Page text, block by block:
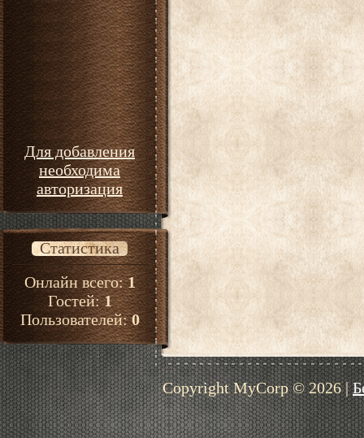
Для добавления
необходима
авторизация
Статистика
Онлайн всего:1
Гостей:1
Пользователей:0
Copyright MyCorp © 2026|